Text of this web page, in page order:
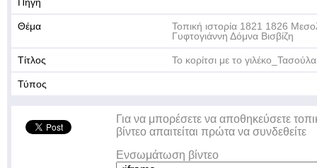
Θέμα
Τοπική ιστορία 1821 1826
Γυφτογιάννη Δόμνα Βισβίζη
Τίτλος Το κορίτσι με το
Τύπος
Για να μπορέσετε να αποθηκεύσετε
βίντεο απαιτείται πρώτα να συνδεθείτε
Ενσωμάτωση βίντεο